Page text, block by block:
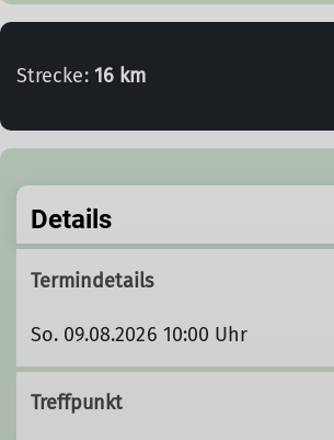
Strecke: 16 km
Details
Termindetails
So. 09.08.2026 10:00 Uhr
Treffpunkt